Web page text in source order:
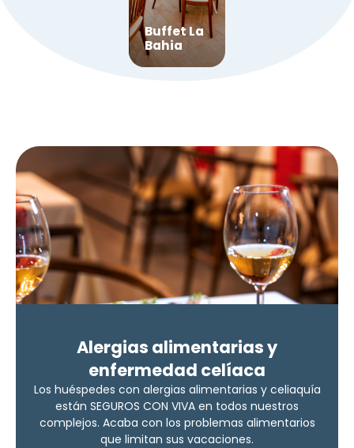
Buffet La
Bahia
Alergias alimentarias y
enfermedad celíaca
Los huéspedes con alergias alimentarias y celiaquía
están SEGUROS CON VIVA en todos nuestros
complejos. Acaba con los problemas alimentarios
que limitan sus vacaciones.